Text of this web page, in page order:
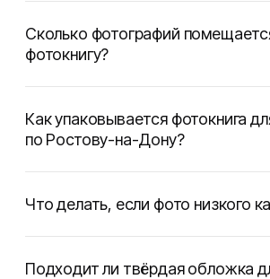
Сколько фотографий
фотокнигу?
Как упаковывается фотокнига
по Ростову-на-Дону?
Что делать, если фото низкого
Подходит ли твёрдая обложка